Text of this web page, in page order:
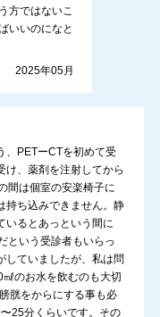
方ではないこ
いいのになと
2025年05月
、PETーCTを初めて受
け、薬剤を注射してから
間は個室の安楽椅子に
持ち込みできません。静
いるとあっという間に
という受診者もいらっ
していましたが、私は問
のお水を飲むのも大切
胱をからにする事も必
25分くらいです。その